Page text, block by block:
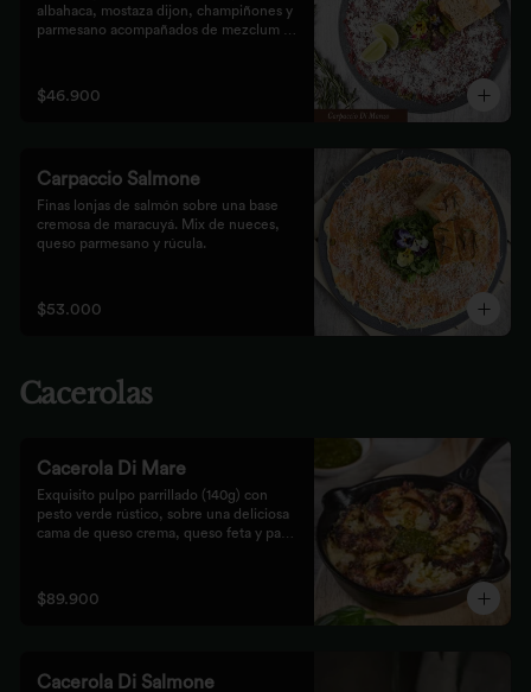
albahaca, mostaza dijon, champiñones y
parmesano acompañados de mezclum de
$46.900
Carpaccio Salmone
Finas lonjas de salmón sobre una base
cremosa de maracuyá. Mix de nueces,
queso parmesano y rúcula.
$53.000
Cacerolas
Cacerola Di Mare
Exquisito pulpo parrillado (140g) con
pesto verde rústico, sobre una deliciosa
cama de queso crema, queso feta y papa.
$89.900
Cacerola Di Salmone